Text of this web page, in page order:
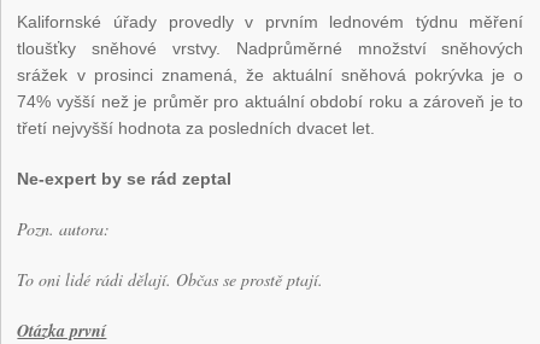
Kalifornské úřady provedly v prvním lednovém týdnu měření
tloušťky sněhové vrstvy. Nadprůměrné množství sněhových
srážek v prosinci znamená, že aktuální sněhová pokrývka je o
74% vyšší než je průměr pro aktuální období roku a zároveň je to
třetí nejvyšší hodnota za posledních dvacet let.
Ne-expert by se rád zeptal
Pozn. autora:
To oni lidé rádi dělají. Občas se prostě ptají.
Otázka první